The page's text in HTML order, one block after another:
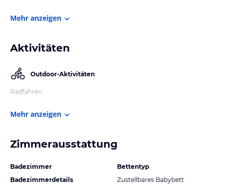
Mehr anzeigen
Aktivitäten
Outdoor-Aktivitäten
Radfahren
Mehr anzeigen
Zimmerausstattung
Badezimmer
Badezimmerdetails
Bettentyp
Zustellbares Babybett